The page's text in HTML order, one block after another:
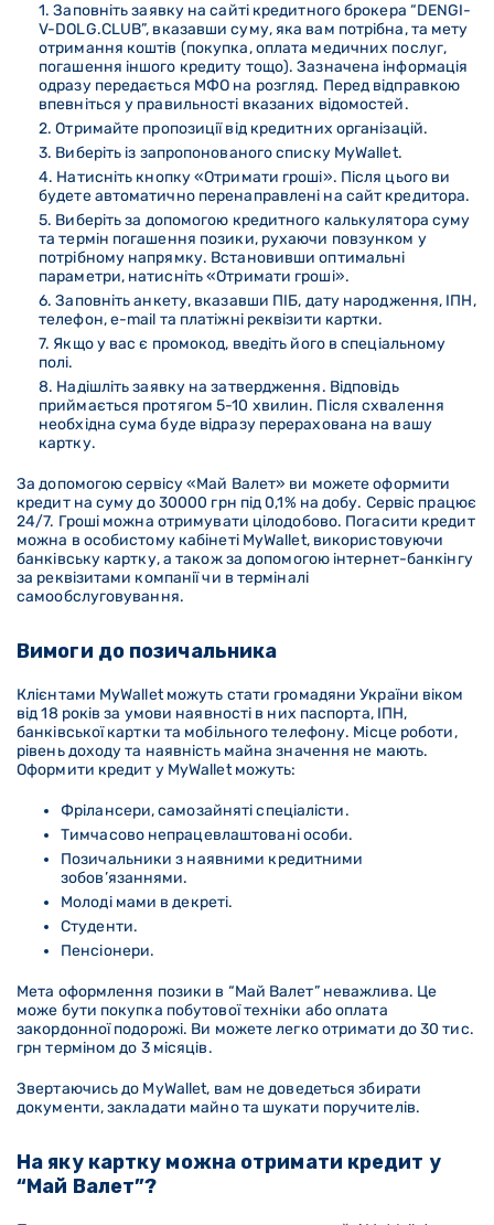
Заповніть заявку на сайті кредитного брокера “DENGI-
V-DOLG.CLUB”, вказавши суму, яка вам потрібна, та мету
отримання коштів (покупка, оплата медичних послуг,
погашення іншого кредиту тощо). Зазначена інформація
одразу передається МФО на розгляд. Перед відправкою
впевніться у правильності вказаних відомостей.
Отримайте пропозиції від кредитних організацій.
Виберіть із запропонованого списку MyWallet.
Натисніть кнопку «Отримати гроші». Після цього ви
будете автоматично перенаправлені на сайт кредитора.
Виберіть за допомогою кредитного калькулятора суму
та термін погашення позики, рухаючи повзунком у
потрібному напрямку. Встановивши оптимальні
параметри, натисніть «Отримати гроші».
Заповніть анкету, вказавши ПІБ, дату народження, ІПН,
телефон, e-mail та платіжні реквізити картки.
Якщо у вас є промокод, введіть його в спеціальному
полі.
Надішліть заявку на затвердження. Відповідь
приймається протягом 5-10 хвилин. Після схвалення
необхідна сума буде відразу перерахована на вашу
картку.
За допомогою сервісу «Май Валет» ви можете оформити
кредит на суму до 30000 грн під 0,1% на добу. Сервіс працює
24/7. Гроші можна отримувати цілодобово. Погасити кредит
можна в особистому кабінеті MyWallet, використовуючи
банківську картку, а також за допомогою інтернет-банкінгу
за реквізитами компанії чи в терміналі
самообслуговування.
Вимоги до позичальника
Клієнтами MyWallet можуть стати громадяни України віком
від 18 років за умови наявності в них паспорта, ІПН,
банківської картки та мобільного телефону. Місце роботи,
рівень доходу та наявність майна значення не мають.
Оформити кредит у MyWallet можуть:
Фрілансери, самозайняті спеціалісти.
Тимчасово непрацевлаштовані особи.
Позичальники з наявними кредитними
зобов’язаннями.
Молоді мами в декреті.
Студенти.
Пенсіонери.
Мета оформлення позики в “Май Валет” неважлива. Це
може бути покупка побутової техніки або оплата
закордонної подорожі. Ви можете легко отримати до 30 тис.
грн терміном до 3 місяців.
Звертаючись до MyWallet, вам не доведеться збирати
документи, закладати майно та шукати поручителів.
На яку картку можна отримати кредит у
“Май Валет”?